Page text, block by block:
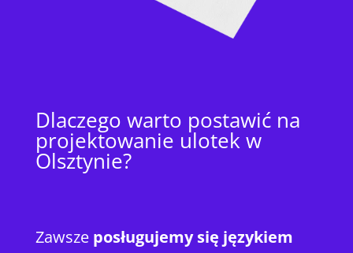
Dlaczego warto postawić na
projektowanie ulotek w
Olsztynie?
Zawsze posługujemy się językiem